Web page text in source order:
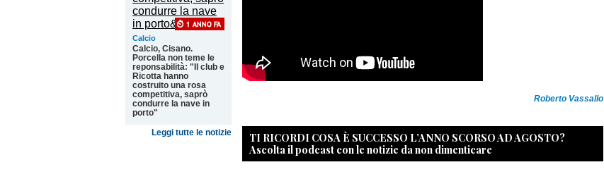
Calcio
Calcio, Cisano.
Porcella non teme le
reponsabilità: "Il club e
Ricotta hanno
costruito una rosa
competitiva, saprò
condurre la nave in
porto"
Leggi tutte le notizie
Roberto Vassallo
TI RICORDI COSA È SUCCESSO L’ANNO SCORSO AD AGOSTO?
Ascolta il podcast con le notizie da non dimenticare